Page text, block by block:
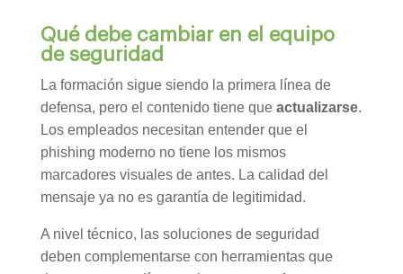
Qué debe cambiar en el equipo
de seguridad
La formación sigue siendo la primera línea de
defensa, pero el contenido tiene que actualizarse.
Los empleados necesitan entender que el
phishing moderno no tiene los mismos
marcadores visuales de antes. La calidad del
mensaje ya no es garantía de legitimidad.
A nivel técnico, las soluciones de seguridad
deben complementarse con herramientas que